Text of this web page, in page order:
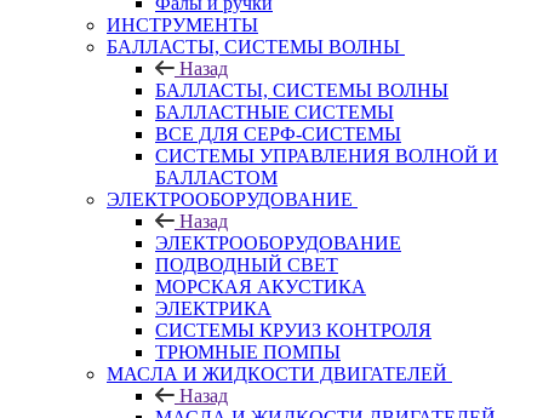
ИНСТРУМЕНТЫ
БАЛЛАСТЫ, СИСТЕМЫ ВОЛНЫ
Назад
БАЛЛАСТЫ, СИСТЕМЫ ВОЛНЫ
БАЛЛАСТНЫЕ СИСТЕМЫ
ВСЕ ДЛЯ СЕРФ-СИСТЕМЫ
СИСТЕМЫ УПРАВЛЕНИЯ ВОЛНОЙ И
БАЛЛАСТОМ
ЭЛЕКТРООБОРУДОВАНИЕ
Назад
ЭЛЕКТРООБОРУДОВАНИЕ
ПОДВОДНЫЙ СВЕТ
МОРСКАЯ АКУСТИКА
ЭЛЕКТРИКА
СИСТЕМЫ КРУИЗ КОНТРОЛЯ
ТРЮМНЫЕ ПОМПЫ
МАСЛА И ЖИДКОСТИ ДВИГАТЕЛЕЙ
Назад